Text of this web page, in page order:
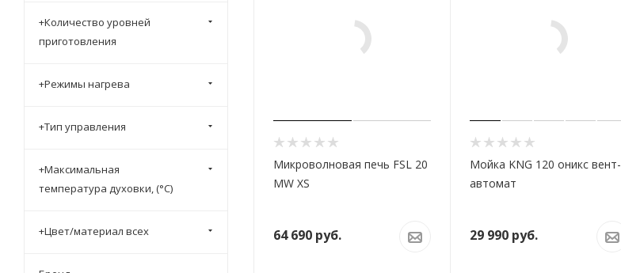
Микроволновая печь FSL 20
MW XS
64 690 руб.
Мойка KNG 120 оникс вент-
автомат
29 990 руб.
+Количество уровней
приготовления
+Режимы нагрева
+Тип управления
+Максимальная
температура духовки, (°C)
+Цвет/материал всех